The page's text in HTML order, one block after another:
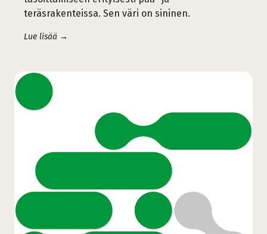
teräsrakenteissa. Sen väri on sininen.
Lue lisää →